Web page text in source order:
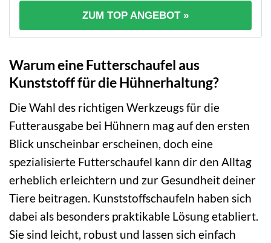
ZUM TOP ANGEBOT »
Warum eine Futterschaufel aus
Kunststoff für die Hühnerhaltung?
Die Wahl des richtigen Werkzeugs für die
Futterausgabe bei Hühnern mag auf den ersten
Blick unscheinbar erscheinen, doch eine
spezialisierte Futterschaufel kann dir den Alltag
erheblich erleichtern und zur Gesundheit deiner
Tiere beitragen. Kunststoffschaufeln haben sich
dabei als besonders praktikable Lösung etabliert.
Sie sind leicht, robust und lassen sich einfach